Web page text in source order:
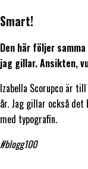
Smart!
Den här följer
jag gillar. Ansikten,
Izabella Scorupco är
år. Jag gillar också det
med typografin.
#blogg100